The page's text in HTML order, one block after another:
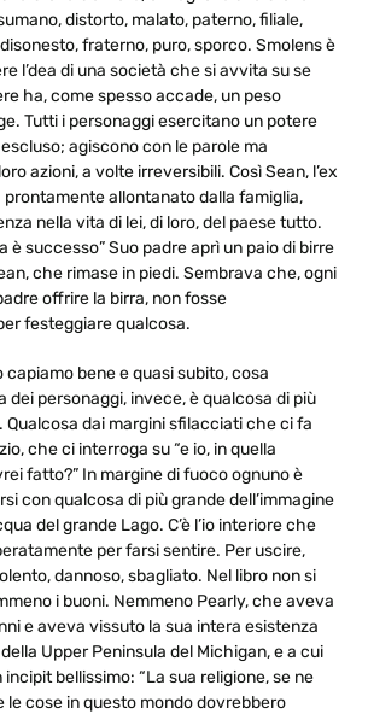
distorto, malato, paterno, filiale,
fraterno, puro, sporco. Smolens è
l’dea di una società che si avvita su se
ha, come spesso accade, un peso
Tutti i personaggi esercitano un potere
agiscono con le parole ma
azioni, a volte irreversibili. Così Sean, l’ex
prontamente allontanato dalla famiglia,
nella vita di lei, di loro, del paese tutto.
è successo” Suo padre aprì un paio di birre
che rimase in piedi. Sembrava che, ogni
offrire la birra, non fosse
festeggiare qualcosa.
capiamo bene e quasi subito, cosa
dei personaggi, invece, è qualcosa di più
Qualcosa dai margini sfilacciati che ci fa
che ci interroga su “e io, in quella
fatto?” In margine di fuoco ognuno è
con qualcosa di più grande dell’immagine
del grande Lago. C’è l’io interiore che
per farsi sentire. Per uscire,
dannoso, sbagliato. Nel libro non si
i buoni. Nemmeno Pearly, che aveva
e aveva vissuto la sua intera esistenza
Upper Peninsula del Michigan, e a cui
bellissimo: “La sua religione, se ne
le cose in questo mondo dovrebbero